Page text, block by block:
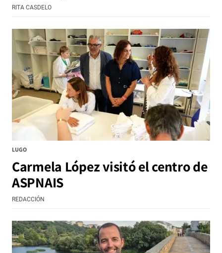
RITA CASDELO
LUGO
Carmela López visitó el centro de
ASPNAIS
REDACCIÓN